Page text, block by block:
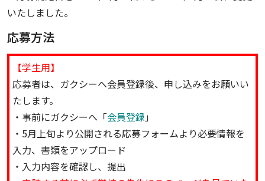
いたしました。
応募方法
【学生用】
応募者は、ガクシーへ会員登録後、申し込みをお願いい
たします。
・事前にガクシーへ「会員登録」
・5月上旬より公開される応募フォームより必要情報を
入力、書類をアップロード
・入力内容を確認し、提出